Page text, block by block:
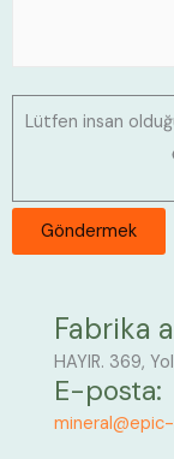
Lütfen insan
Fabrika
HAYIR. 369,
E-posta: